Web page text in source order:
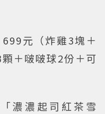
699元（炸雞3塊＋
＋啵啵球2份＋可
濃濃起司紅茶雪